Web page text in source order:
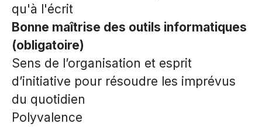
qu'à l'écrit
Bonne maîtrise des outils informatiques
(obligatoire)
Sens de l’organisation et esprit
d’initiative pour résoudre les imprévus
du quotidien
Polyvalence